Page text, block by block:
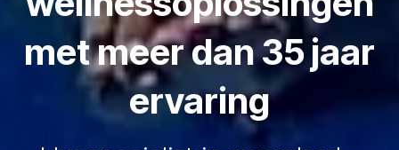
met meer dan 35 jaar
ervaring